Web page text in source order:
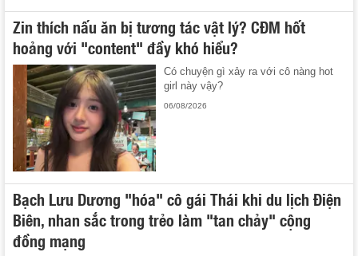
Zin thích nấu ăn bị tương tác vật lý? CĐM hốt
hoảng với "content" đầy khó hiểu?
Có chuyện gì xảy ra với cô nàng hot
girl này vậy?
06/08/2026
Bạch Lưu Dương "hóa" cô gái Thái khi du lịch Điện
Biên, nhan sắc trong trẻo làm "tan chảy" cộng
đồng mạng